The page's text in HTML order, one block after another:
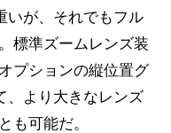
いが、それでもフル
標準ズームレンズ装
プションの縦位置グ
、より大きなレンズ
も可能だ。